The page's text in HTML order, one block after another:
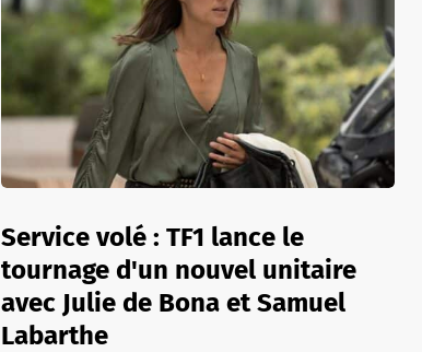
Service volé : TF1 lance le
tournage d'un nouvel unitaire
avec Julie de Bona et Samuel
Labarthe